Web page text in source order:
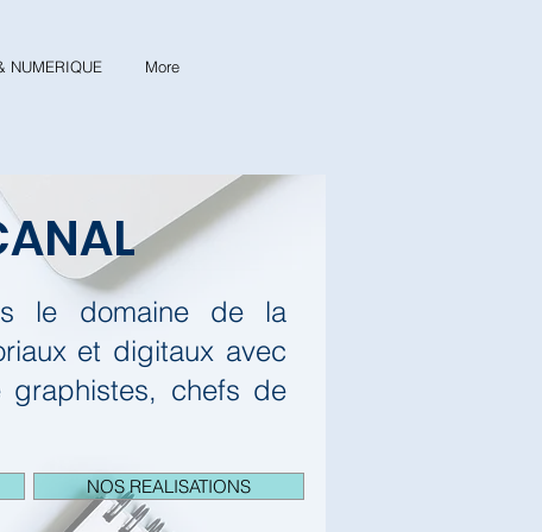
le domaine de la
et digitaux avec
graphistes, chefs de
NOS REALISATIONS
NUMERIQUE More